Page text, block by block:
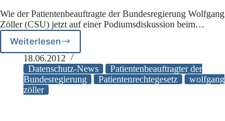
Wie der Patientenbeauftragte der Bundesregierung Wolfgang
Zöller (CSU) jetzt auf einer Podiumsdiskussion beim…
WeiterlesenPatientenbeauftragter
der
Bundesregierung:
Neues
Patientenrechtegesetz
18.06.2012
Datenschutz-News
Patientenbeauftragter der
Bundesregierung
Patientenrechtegesetz
wolfgang
zöller